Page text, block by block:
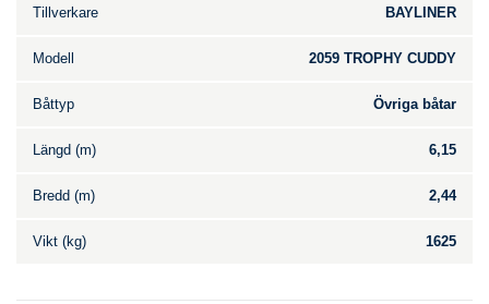
Tillverkare BAYLINER
Modell 2059 TROPHY CUDDY
Båttyp Övriga båtar
Längd (m) 6,15
Bredd (m) 2,44
Vikt (kg) 1625